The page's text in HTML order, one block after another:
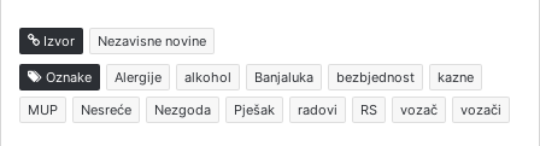
Izvor Nezavisne novine
Oznake Alergije alkohol Banjaluka bezbjednost
kazne
MUP
Nesreće Nezgoda Pješak radovi RS vozač vozači